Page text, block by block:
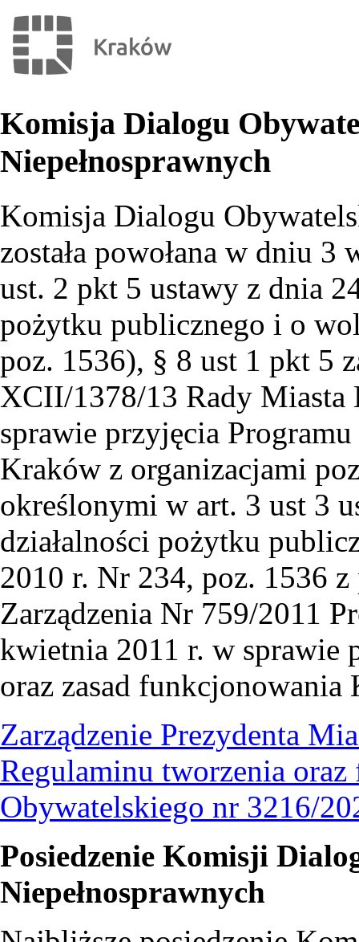
Komisja Dialogu
Niepełnosprawnych
Komisja Dialogu
została powołana w dniu
ust. 2 pkt 5 ustawy z dnia
pożytku publicznego i o
poz. 1536), § 8 ust 1 pkt 5
XCII/1378/13 Rady Miasta
sprawie przyjęcia
Kraków z organizacjami
określonymi w art. 3 ust 3
działalności pożytku
2010 r. Nr 234, poz. 1536
Zarządzenia Nr 759/2011
kwietnia 2011 r. w sprawie
oraz zasad
Zarządzenie Prezydenta
Regulaminu tworzenia
Obywatelskiego nr 3216/
Posiedzenie Komisji
Niepełnosprawnych